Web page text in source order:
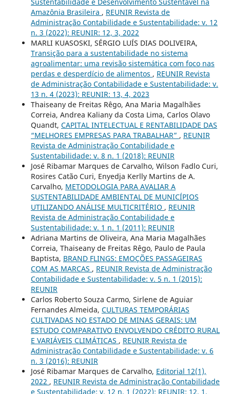
Amazônia Brasileira , REUNIR Revista de
Administração Contabilidade e Sustentabilidade: v. 12
n. 3 (2022): REUNIR: 12, 3, 2022
MARLI KUASOSKI, SÉRGIO LUÍS DIAS DOLIVEIRA,
Transição para a sustentabilidade no sistema
agroalimentar: uma revisão sistemática com foco nas
perdas e desperdício de alimentos , REUNIR Revista
de Administração Contabilidade e Sustentabilidade: v.
13 n. 4 (2023): REUNIR: 13, 4, 2023
Thaiseany de Freitas Rêgo, Ana Maria Magalhães
Correia, Andrea Kaliany da Costa Lima, Carlos Olavo
Quandt, CAPITAL INTELECTUAL E RENTABILIDADE DAS
“MELHORES EMPRESAS PARA TRABALHAR” , REUNIR
Revista de Administração Contabilidade e
Sustentabilidade: v. 8 n. 1 (2018): REUNIR
José Ribamar Marques de Carvalho, Wilson Fadlo Curi,
Rosires Catão Curi, Enyedja Kerlly Martins de A.
Carvalho, METODOLOGIA PARA AVALIAR A
SUSTENTABILIDADE AMBIENTAL DE MUNICÍPIOS
UTILIZANDO ANÁLISE MULTICRITÉRIO , REUNIR
Revista de Administração Contabilidade e
Sustentabilidade: v. 1 n. 1 (2011): REUNIR
Adriana Martins de Oliveira, Ana Maria Magalhães
Correia, Thaiseany de Freitas Rêgo, Paulo de Paula
Baptista, BRAND FLINGS: EMOÇÕES PASSAGEIRAS
COM AS MARCAS , REUNIR Revista de Administração
Contabilidade e Sustentabilidade: v. 5 n. 1 (2015):
REUNIR
Carlos Roberto Souza Carmo, Sirlene de Aguiar
Fernandes Almeida, CULTURAS TEMPORÁRIAS
CULTIVADAS NO ESTADO DE MINAS GERAIS: UM
ESTUDO COMPARATIVO ENVOLVENDO CRÉDITO RURAL
E VARIÁVEIS CLIMÁTICAS , REUNIR Revista de
Administração Contabilidade e Sustentabilidade: v. 6
n. 3 (2016): REUNIR
José Ribamar Marques de Carvalho, Editorial 12(1),
2022 , REUNIR Revista de Administração Contabilidade
e Sustentabilidade: v. 12 n. 1 (2022): REUNIR: 12, 1,